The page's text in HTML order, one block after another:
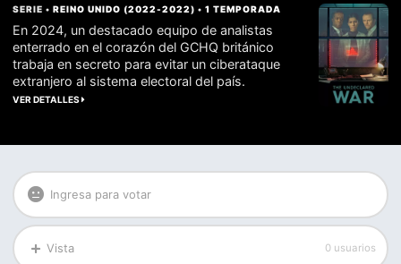
SERIE •REINO UNIDO (2022-2022) •1 TEMPORADA
En 2024, un destacado equipo de analistas
enterrado en el corazón del GCHQ británico
trabaja en secreto para evitar un ciberataque
extranjero al sistema electoral del país.
VER DETALLES
Ingresa para votar
Vista 0 usuarios